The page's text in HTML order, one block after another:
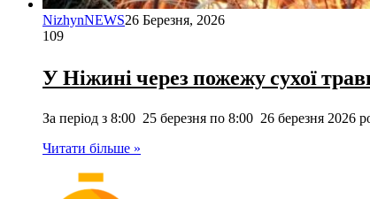
NizhynNEWS26 Березня, 2026
109
У Ніжині через пожежу сухої
За період з 8:00 25 березня по 8:00 26 березня 2026
Читати більше »